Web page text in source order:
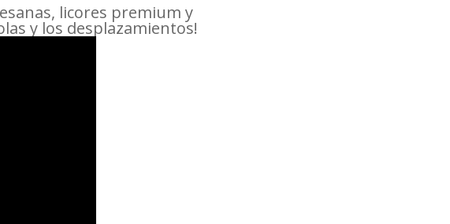
licores premium y
y los desplazamientos!